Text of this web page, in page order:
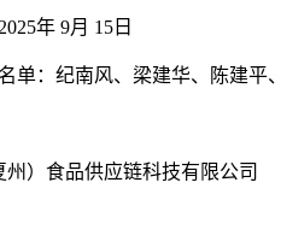
5年 9月 15日
单： 纪南风、 梁建华、 陈建平、
州）食品供应链科技有限公司